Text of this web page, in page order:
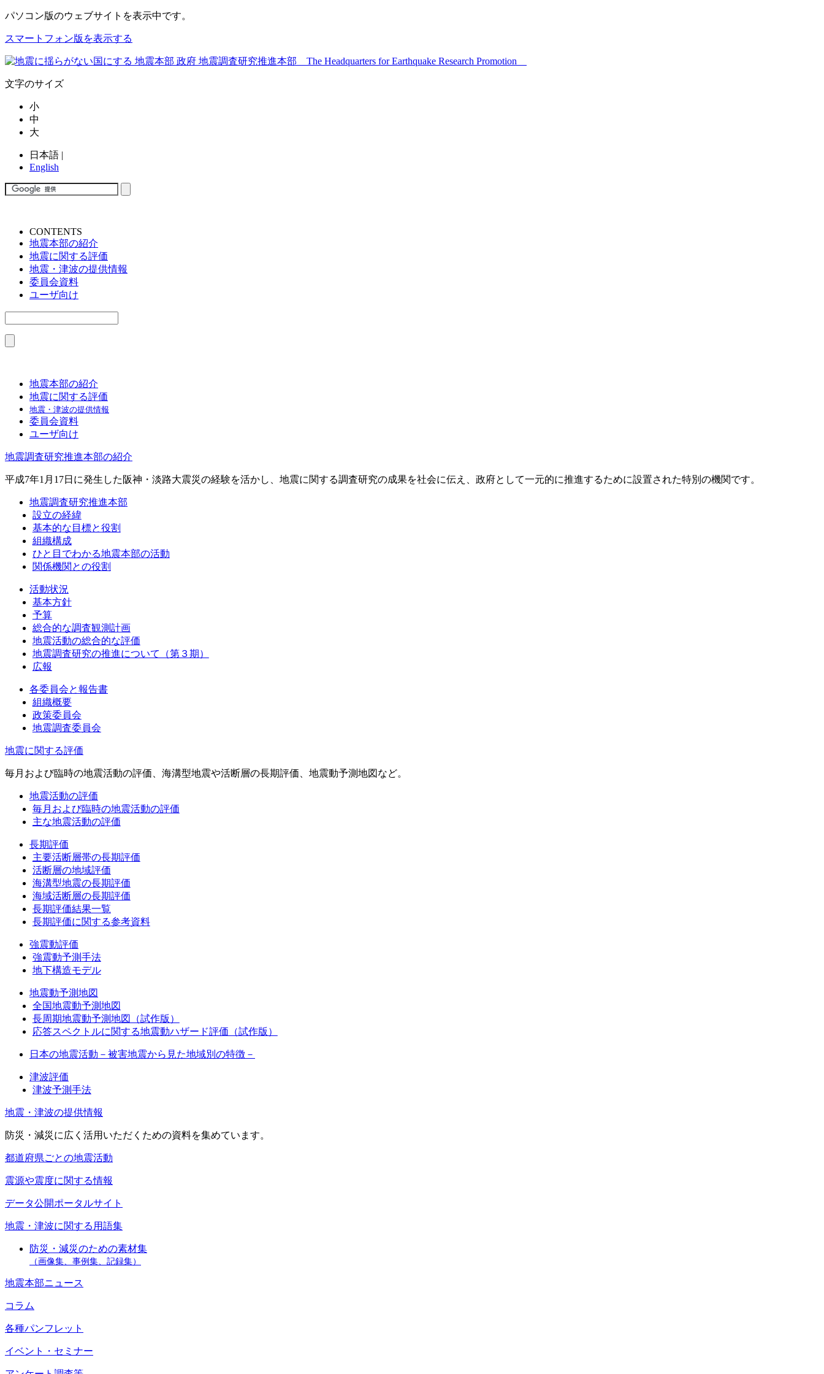
パソコン版のウェブサイトを表示中です。
スマートフォン版を表示する
文字のサイズ
小
中
大
日本語 |
English
CONTENTS
地震本部の紹介
地震に関する評価
地震・津波の提供情報
委員会資料
ユーザ向け
地震本部の紹介
地震に関する評価
地震・津波の提供情報
委員会資料
ユーザ向け
地震調査研究推進本部の紹介
平成7年1月17日に発生した阪神・淡路大震災の経験を活かし、地震に関する調査研究の成果を社会に伝え、政府として一元的に推進するために設置された特別の機関です。
地震調査研究推進本部
設立の経緯
基本的な目標と役割
組織構成
ひと目でわかる地震本部の活動
関係機関との役割
活動状況
基本方針
予算
総合的な調査観測計画
地震活動の総合的な評価
地震調査研究の推進について（第３期）
広報
各委員会と報告書
組織概要
政策委員会
地震調査委員会
地震に関する評価
毎月および臨時の地震活動の評価、海溝型地震や活断層の長期評価、地震動予測地図など。
地震活動の評価
毎月および臨時の地震活動の評価
主な地震活動の評価
長期評価
主要活断層帯の長期評価
活断層の地域評価
海溝型地震の長期評価
海域活断層の長期評価
長期評価結果一覧
長期評価に関する参考資料
強震動評価
強震動予測手法
地下構造モデル
地震動予測地図
全国地震動予測地図
長周期地震動予測地図（試作版）
応答スペクトルに関する地震動ハザード評価（試作版）
日本の地震活動－被害地震から見た地域別の特徴－
津波評価
津波予測手法
地震・津波の提供情報
防災・減災に広く活用いただくための資料を集めています。
都道府県ごとの地震活動
震源や震度に関する情報
データ公開ポータルサイト
地震・津波に関する用語集
防災・減災のための素材集
（画像集、事例集、記録集）
地震本部ニュース
コラム
各種パンフレット
イベント・セミナー